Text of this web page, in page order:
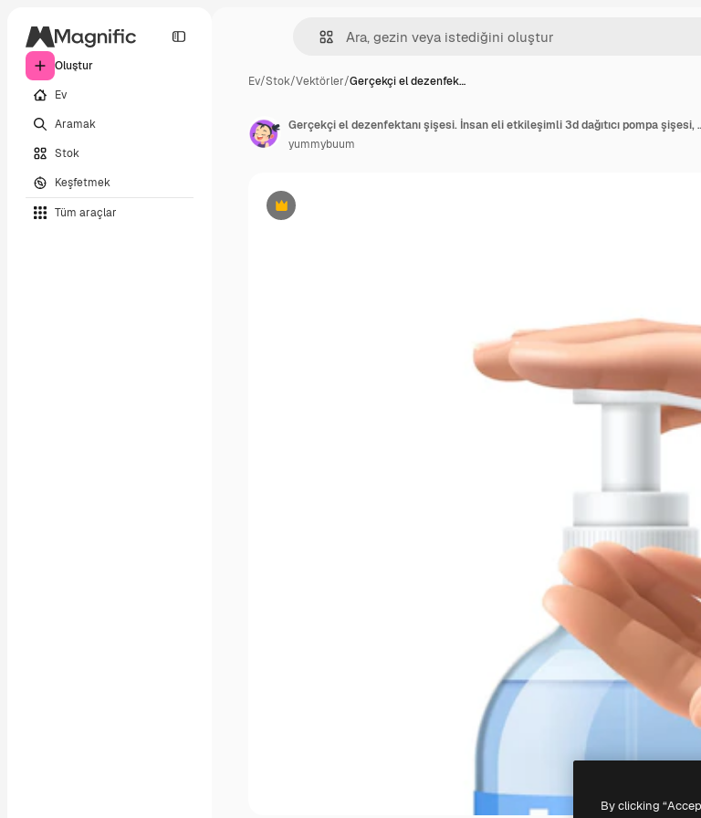
Oluştur
Ev
Aramak
Stok
Keşfetmek
Tüm araçlar
Ev/Stok/Vektörler/Gerçekçi el dezenfek…
Premium
Gerçekçi el dezenfektanı şişesi. İnsan eli etkileşimli 3d
yummybuum
By clicking